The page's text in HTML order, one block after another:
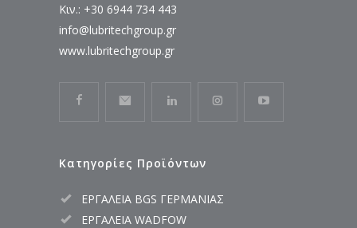
Κιν.: +30 6944 734 443
info@lubritechgroup.gr
www.lubritechgroup.gr
Κατηγορίες Προϊόντων
ΕΡΓΑΛΕΙΑ BGS ΓΕΡΜΑΝΙΑΣ
ΕΡΓΑΛΕΙΑ WADFOW